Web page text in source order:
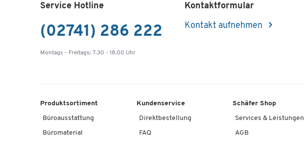
Service Hotline
(02741) 286 222
Montags - Freitags: 7.30 - 18.00 Uhr
Kontaktformular
Kontakt aufnehmen
Produktsortiment
Büroausstattung
Büromaterial
Kundenservice
Direktbestellung
FAQ
Schäfer Shop
Services & Leistungen
AGB